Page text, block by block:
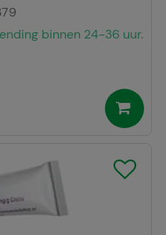
binnen 24-36 uur.